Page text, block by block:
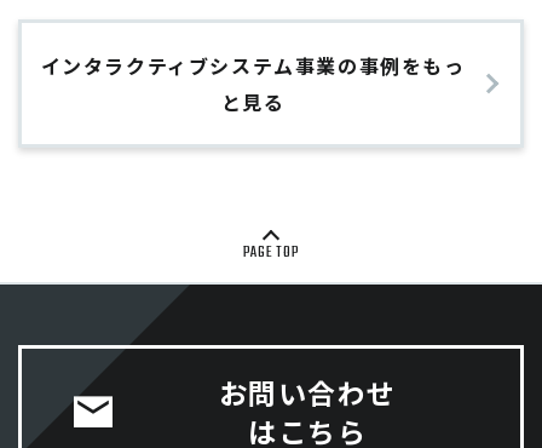
インタラクティブシステム事業の事例をもっ
と見る
PAGE TOP
お問い合わせ
はこちら